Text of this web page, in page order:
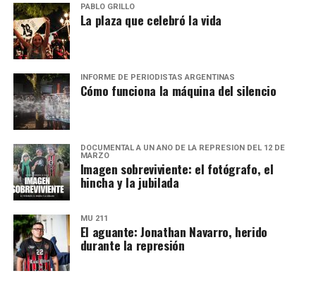
PABLO GRILLO
La plaza que celebró la vida
INFORME DE PERIODISTAS ARGENTINAS
Cómo funciona la máquina del silencio
DOCUMENTAL A UN AÑO DE LA REPRESIÓN DEL 12 DE
MARZO
Imagen sobreviviente: el fotógrafo, el
hincha y la jubilada
MU 211
El aguante: Jonathan Navarro, herido
durante la represión